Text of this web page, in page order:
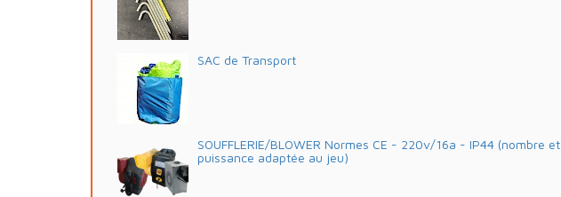
SAC de Transport
SOUFFLERIE/BLOWER Normes CE - 220v/16a - IP44 (nombre et
puissance adaptée au jeu)